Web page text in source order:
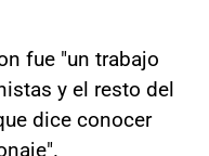
fue "un trabajo
y el resto del
dice conocer